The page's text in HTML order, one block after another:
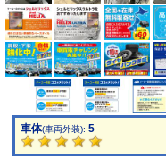
車体(車両外装): 5